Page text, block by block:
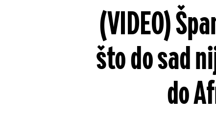
(VIDEO)
što do sad
do